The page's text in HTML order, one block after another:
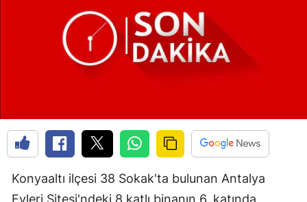
Konyaaltı ilçesi 38 Sokak'ta bulunan Antalya